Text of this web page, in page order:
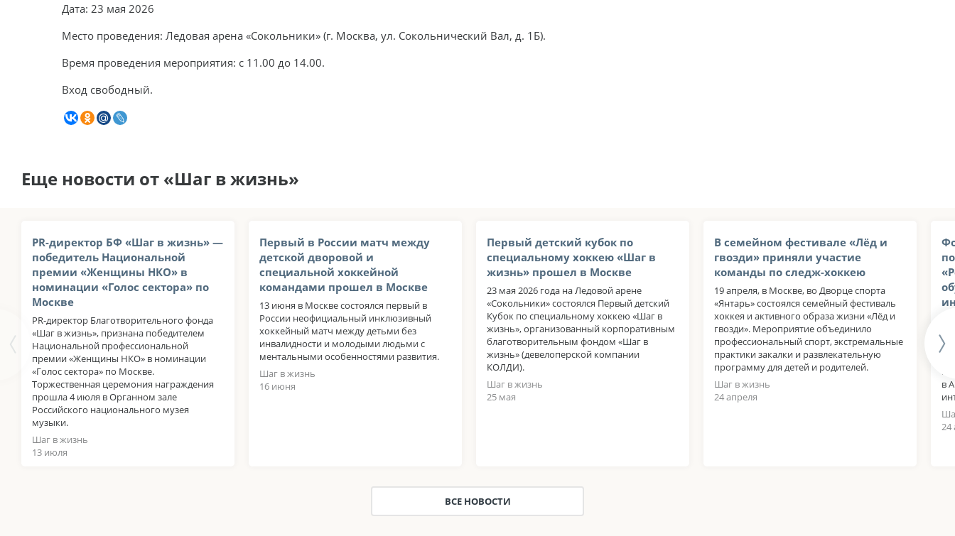
Дата: 23 мая 2026
Место проведения: Ледовая арена «Сокольники» (г. Москва, ул. Сокольнический Вал, д. 1Б).
Время проведения мероприятия: с 11.00 до 14.00.
Вход свободный.
Еще новости от «Шаг в жизнь»
PR-директор БФ «Шаг в жизнь» —
победитель Национальной
премии «Женщины НКО» в
номинации «Голос сектора» по
Москве
PR-директор Благотворительного фонда
«Шаг в жизнь», признана победителем
Национальной профессиональной
премии «Женщины НКО» в номинации
«Голос сектора» по Москве.
Торжественная церемония награждения
прошла 4 июля в Органном зале
Российского национального музея
музыки.
Шаг в жизнь
13 июля
Первый в России матч между
детской дворовой и
специальной хоккейной
командами прошел в Москве
13 июня в Москве состоялся первый в
России неофициальный инклюзивный
хоккейный матч между детьми без
инвалидности и молодыми людьми с
ментальными особенностями развития.
Шаг в жизнь
16 июня
Первый детский кубок по
специальному хоккею «Шаг в
жизнь» прошел в Москве
23 мая 2026 года на Ледовой арене
«Сокольники» состоялся Первый детский
Кубок по специальному хоккею «Шаг в
жизнь», организованный корпоративным
благотворительным фондом «Шаг в
жизнь» (девелоперской компании
КОЛДИ).
Шаг в жизнь
25 мая
В семейном фестивале «Лёд и
гвозди» приняли участие
команды по следж-хоккею
19 апреля, в Москве, во Дворце спорта
«Янтарь» состоялся семейный фестиваль
хоккея и активного образа жизни «Лёд и
гвозди». Мероприятие объединило
профессиональный спорт, экстремальные
практики закалки и развлекательную
программу для детей и родителей.
Шаг в жизнь
24 апреля
в
24
ВСЕ НОВОСТИ